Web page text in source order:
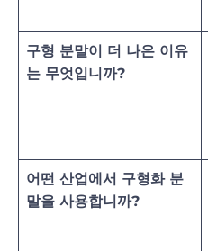
구형 분말이 더 나은 이유
는 무엇입니까?
어떤 산업에서 구형화 분
말을 사용합니까?